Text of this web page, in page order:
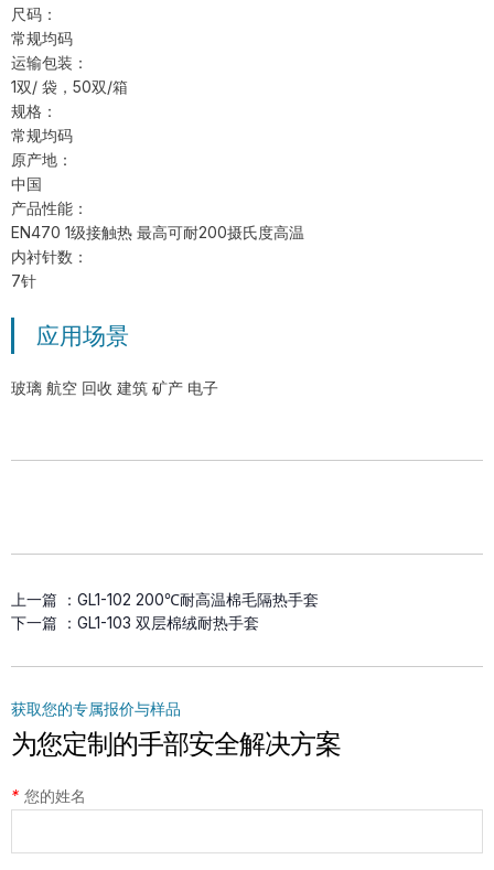
尺码：
常规均码
运输包装：
1双/ 袋，50双/箱
规格：
常规均码
原产地：
中国
产品性能：
EN470 1级接触热 最高可耐200摄氏度高温
内衬针数：
7针
应用场景
玻璃 航空 回收 建筑 矿产 电子
上一篇 ： GL1-102 200℃耐高温棉毛隔热手套
下一篇 ： GL1-103 双层棉绒耐热手套
获取您的专属报价与样品
为您定制的手部安全解决方案
* 您的姓名